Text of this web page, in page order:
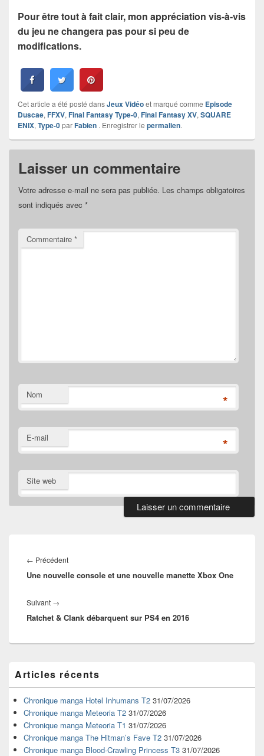
Pour être tout à fait clair, mon appréciation vis-à-vis
du jeu ne changera pas pour si peu de
modifications.
Cet article a été posté dansJeux Vidéoet marqué comme Episode
Duscae, FFXV, Final Fantasy Type-0, Final Fantasy XV, SQUARE
ENIX, Type-0parFabien . Enregistrer le permalien.
Laisser un commentaire
Votre adresse e-mail ne sera pas publiée. Les champs obligatoires
sont indiqués avec *
Commentaire *
Nom *
E-mail *
Site web
de
l’article
← PrécédentArticle
précédent :
Une nouvelle console et une nouvelle manette Xbox One
Suivant →
suivant :
Ratchet & Clank débarquent sur PS4 en 2016
principale
de
widget
pour
barre
latérale
Articles récents
Chronique manga Hotel Inhumans T2 31/07/2026
Chronique manga Meteoria T2 31/07/2026
Chronique manga Meteoria T1 31/07/2026
Chronique manga The Hitman’s Fave T2 31/07/2026
Chronique manga Blood-Crawling Princess T3 31/07/2026